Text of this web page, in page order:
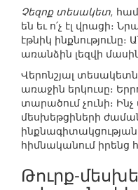
Չեզոք տեսակետ,
են եւ ո՛չ էլ վրացի։
էթնիկ
առանձին լեզվի
Վերոնշյալ
առաջին երկուսը։
տարածում չունի։ Ինչ
մեսխեթցիների
հիմնականում իրենց
Թուրք-